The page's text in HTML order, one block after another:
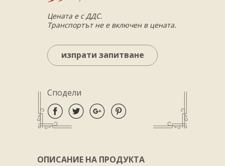
Цената е с ДДС.
Транспортът не е включен в цената.
изпрати запитване
Сподели
ОПИСАНИЕ НА ПРОДУКТА